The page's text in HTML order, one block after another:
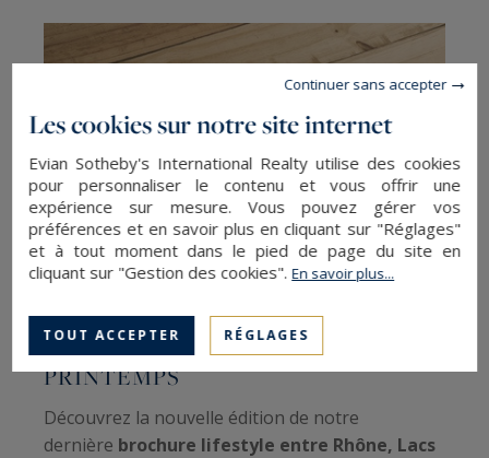
BROCHURE RÉGIONALE HIVER-
PRINTEMPS
Découvrez la nouvelle édition de notre
dernière brochure lifestyle entre Rhône, Lacs
Les cookies sur notre site internet
Evian Sotheby's International Realty utilise des cookies
pour personnaliser le contenu et vous offrir une
expérience sur mesure. Vous pouvez gérer vos
préférences et en savoir plus en cliquant sur "Réglages"
et à tout moment dans le pied de page du site en
cliquant sur "Gestion des cookies".En savoir plus...
TOUT ACCEPTER RÉGLAGES
Continuer sans accepter